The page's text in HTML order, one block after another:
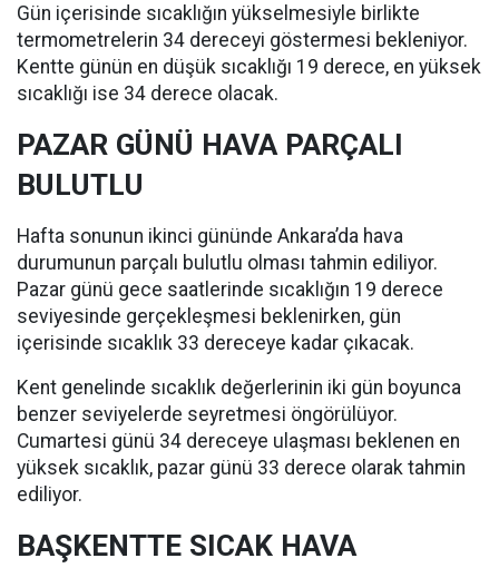
Gün içerisinde sıcaklığın yükselmesiyle birlikte
termometrelerin 34 dereceyi göstermesi bekleniyor.
Kentte günün en düşük sıcaklığı 19 derece, en yüksek
sıcaklığı ise 34 derece olacak.
PAZAR GÜNÜ HAVA PARÇALI
BULUTLU
Hafta sonunun ikinci gününde Ankara’da hava
durumunun parçalı bulutlu olması tahmin ediliyor.
Pazar günü gece saatlerinde sıcaklığın 19 derece
seviyesinde gerçekleşmesi beklenirken, gün
içerisinde sıcaklık 33 dereceye kadar çıkacak.
Kent genelinde sıcaklık değerlerinin iki gün boyunca
benzer seviyelerde seyretmesi öngörülüyor.
Cumartesi günü 34 dereceye ulaşması beklenen en
yüksek sıcaklık, pazar günü 33 derece olarak tahmin
ediliyor.
BAŞKENTTE SICAK HAVA